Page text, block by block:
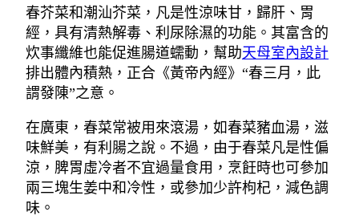
春芥菜和潮汕芥菜，凡是性涼味甘，歸肝、胃
經，具有清熱解毒、利尿除濕的功能。其富含的
炊事纖維也能促進腸道蠕動，幫助天母室內設計
排出體內積熱，正合《黃帝內經》“春三月，此
謂發陳”之意。
在廣東，春菜常被用來滾湯，如春菜豬血湯，滋
味鮮美，有利腸之說。不過，由于春菜凡是性偏
涼，脾胃虛冷者不宜過量食用，烹飪時也可參加
兩三塊生姜中和冷性，或參加少許枸杞，減色調
味。